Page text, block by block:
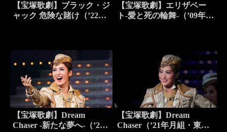
【宝塚歌劇】ブラック・ジ
ャック 危険な賭け（’22年
【宝塚歌劇】エリザベー
ト-愛と死の輪舞-（’09年月
【宝塚歌劇】Dream
Chaser -新たな夢へ-（’21
【宝塚歌劇】Dream
Chaser（’21年月組・東